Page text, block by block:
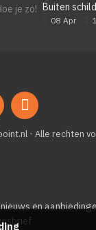
Buiten
08 Apr 1
- Alle rechten
en